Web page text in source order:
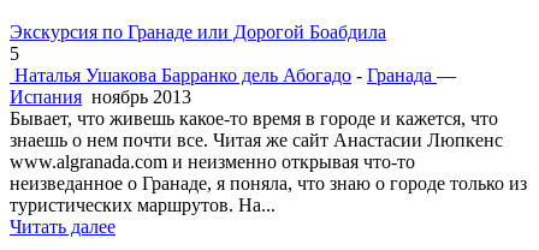
Экскурсия по Гранаде или Дорогой Боабдила
5
Наталья Ушакова Барранко дель Абогадо - Гранада —
Испания ноябрь 2013
Бывает, что живешь какое-то время в городе и кажется, что
знаешь о нем почти все. Читая же сайт Анастасии Люпкенс
www.algranada.com и неизменно открывая что-то
неизведанное о Гранаде, я поняла, что знаю о городе только из
туристических маршрутов. На...
Читать далее